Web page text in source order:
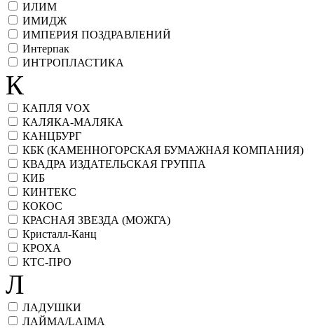
ИЛИМ
ИМИДЖ
ИМПЕРИЯ ПОЗДРАВЛЕНИЙ
Интерпак
ИНТРОПЛАСТИКА
К
КАПЛЯ VOX
КАЛЯКА-МАЛЯКА
КАНЦБУРГ
КБК (КАМЕННОГОРСКАЯ БУМАЖНАЯ КОМПАНИЯ)
КВАДРА ИЗДАТЕЛЬСКАЯ ГРУППА
КИБ
КИНТЕКС
КОКОС
КРАСНАЯ ЗВЕЗДА (МОЖГА)
Кристалл-Канц
КРОХА
КТС-ПРО
Л
ЛАДУШКИ
ЛАЙМА/LAIMA